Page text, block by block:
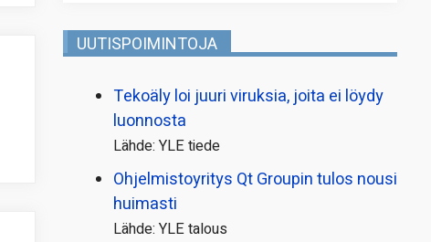
UUTISPOIMINTOJA
Tekoäly loi juuri viruksia, joita ei löydy
luonnosta
Lähde: YLE tiede
Ohjelmistoyritys Qt Groupin tulos nousi
huimasti
Lähde: YLE talous